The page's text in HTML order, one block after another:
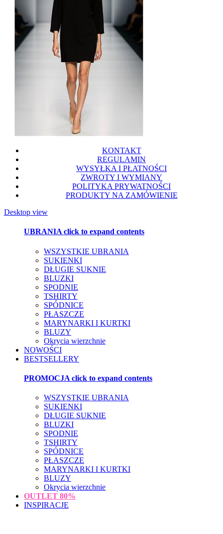
KONTAKT
REGULAMIN
WYSYŁKA I PŁATNOŚCI
ZWROTY I WYMIANY
POLITYKA PRYWATNOŚCI
PRODUKTY NA ZAMÓWIENIE
Desktop view
UBRANIAclick to expand contents
WSZYSTKIE UBRANIA
SUKIENKI
DŁUGIE SUKNIE
BLUZKI
SPODNIE
TSHIRTY
SPÓDNICE
PŁASZCZE
MARYNARKI I KURTKI
BLUZY
Okrycia wierzchnie
NOWOŚCI
BESTSELLERY
PROMOCJA click to expand contents
WSZYSTKIE UBRANIA
SUKIENKI
DŁUGIE SUKNIE
BLUZKI
SPODNIE
TSHIRTY
SPÓDNICE
PŁASZCZE
MARYNARKI I KURTKI
BLUZY
Okrycia wierzchnie
OUTLET 80%
INSPIRACJE